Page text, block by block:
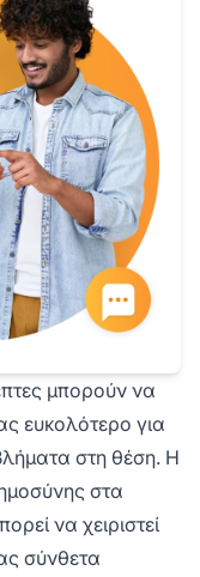
μπορούν να
ευκολότερο για
στη θέση. Η
στα
να χειριστεί
σύνθετα